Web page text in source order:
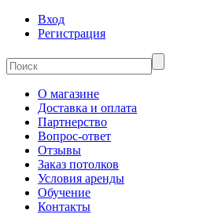
Вход
Регистрация
О магазине
Доставка и оплата
Партнерство
Вопрос-ответ
Отзывы
Заказ потолков
Условия аренды
Обучение
Контакты